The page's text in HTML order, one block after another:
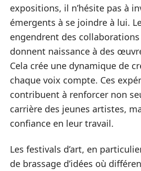
expositions, il n’hésite pas à
émergents à se joindre à lui.
engendrent des
donnent naissance à des
Cela crée une dynamique de
chaque voix compte. Ces
contribuent à renforcer non
carrière des jeunes artistes,
confiance en leur travail.
Les festivals d’art, en
de brassage d’idées où